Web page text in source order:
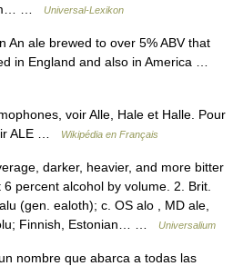
…
Universal-Lexikon
An ale brewed to over 5% ABV that
in England and also in America …
voir Alle, Hale et Halle. Pour
ALE …
Wikipédia en Français
darker, heavier, and more bitter
percent alcohol by volume. 2. Brit.
(gen. ealoth); c. OS alo , MD ale,
Finnish, Estonian… …
Universalium
nombre que abarca a todas las